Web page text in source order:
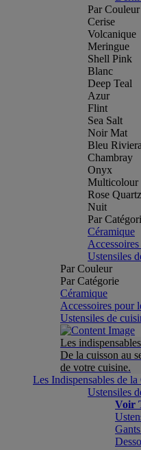
Par Couleur
Cerise
Volcanique
Meringue
Shell Pink
Blanc
Deep Teal
Azur
Flint
Sea Salt
Noir Mat
Bleu Riviera
Chambray
Onyx
Multicolour
Rose Quartz
Nuit
Par
Céramique
Ustensiles
Par Couleur
Par Catégorie
Céramique
Accessoires pour
Ustensiles de
Les
De la cuisson au
de votre cuisine.
Les Indispensables de
Ustensiles
Voir